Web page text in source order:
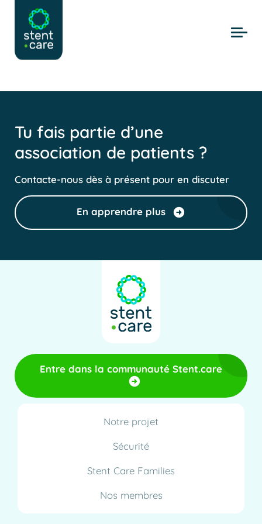
Skip to main content
Tu fais partie d’une
association de patients ?
Contacte-nous dès à présent pour en discuter
En apprendre plus
Entre dans la communauté Stent.care
Notre projet
Sécurité
Stent Care Families
Nos membres